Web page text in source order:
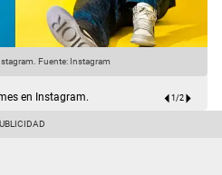
Fuente: Instagram
en Instagram. 1/2